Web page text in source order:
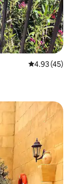
औसत रेटिंग 5 में
4.93 (45)